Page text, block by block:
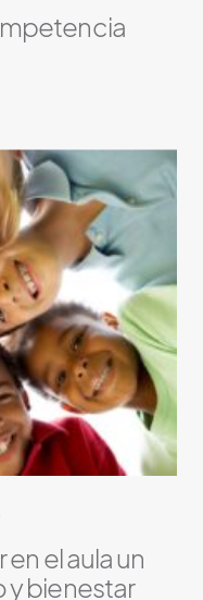
el aula un
bienestar